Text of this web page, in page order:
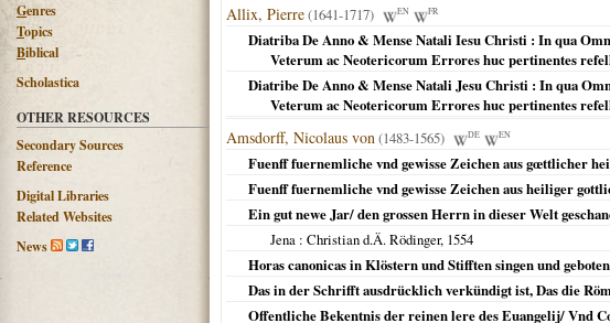
Genres
Topics
Biblical
Scholastica
OTHER RESOURCES
Secondary Sources
Reference
Digital Libraries
Related Websites
News
Allix, Pierre(1641-1717) EN FR
Diatriba De Anno & Mense Natali Iesu Christi : In qua
Veterum ac Neotericorum Errores huc pertinentes
Diatribe De Anno & Mense Natali Jesu Christi : In qua
Veterum ac Neotericorum Errores huc pertinentes
Amsdorff, Nicolaus von(1483-1565) DE EN
Fuenff fuernemliche vnd gewisse Zeichen aus gœttlicher
Fuenff fuernemliche vnd gewisse Zeichen aus heiliger
Ein gut newe Jar/ den grossen Herrn in dieser Welt
Jena : Christian d.Ä. Rödinger, 1554
Horas canonicas in Klöstern und Stifften singen und
Das in der Schrifft ausdrücklich verkündigt ist, Das die
Offentliche Bekentnis der reinen lere des Euangelij/ Vnd